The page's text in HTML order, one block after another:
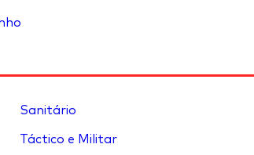
Sanitário
Táctico e Militar